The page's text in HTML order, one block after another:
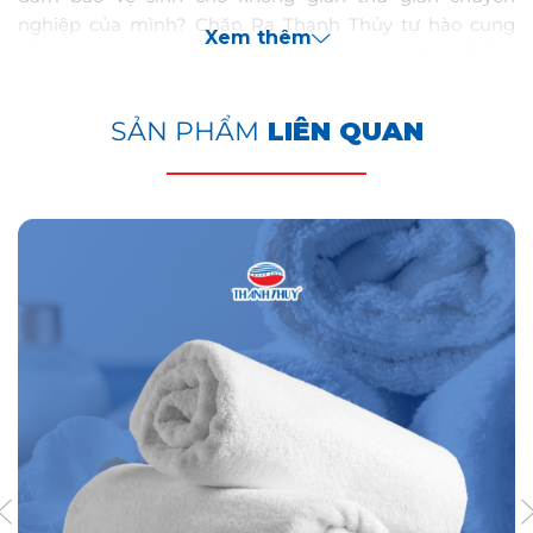
nghiệp của mình? Chăn Ra Thanh Thủy tự hào cung
tối ưu và nâng cao trải nghiệm cho mọi khách hàng.
Tại Sao Ruột Gối Của Thanh Thủy Là Lựa
Xem thêm
SẢN PHẨM LIÊN QUAN